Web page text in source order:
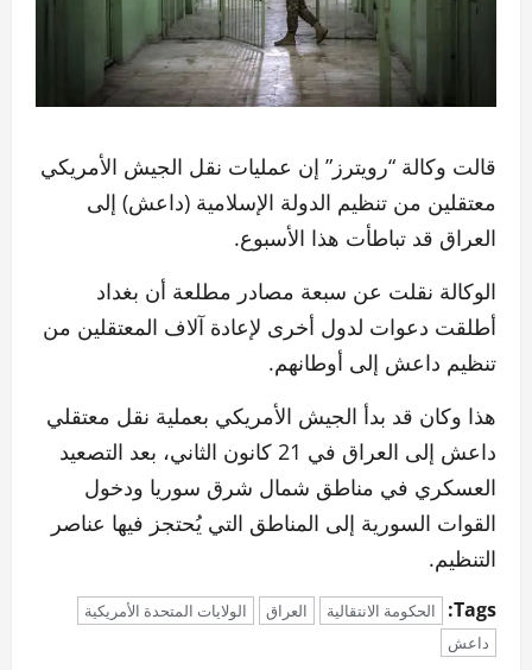
قالت وكالة “رويترز” إن عمليات نقل الجيش الأمريكي
معتقلين من تنظيم الدولة الإسلامية (داعش) إلى
العراق قد تباطأت هذا الأسبوع.
الوكالة نقلت عن سبعة مصادر مطلعة أن بغداد
أطلقت دعوات لدول أخرى لإعادة آلاف المعتقلين من
تنظيم داعش إلى أوطانهم.
هذا وكان قد بدأ الجيش الأمريكي بعملية نقل معتقلي
داعش إلى العراق في 21 كانون الثاني، بعد التصعيد
العسكري في مناطق شمال شرق سوريا ودخول
القوات السورية إلى المناطق التي يُحتجز فيها عناصر
التنظيم.
Tags: الحكومة الانتقالية العراق
الولايات المتحدة الأمريكية
داعش